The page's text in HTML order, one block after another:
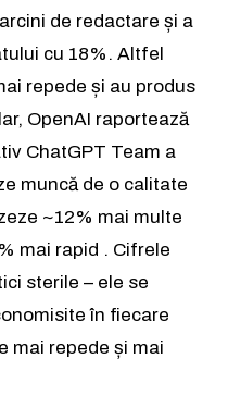
de redactare și a
cu 18%. Altfel
repede și au produs
OpenAI raportează
ChatGPT Team a
muncă de o calitate
~12% mai multe
mai rapid . Cifrele
sterile – ele se
în fiecare
mai repede și mai